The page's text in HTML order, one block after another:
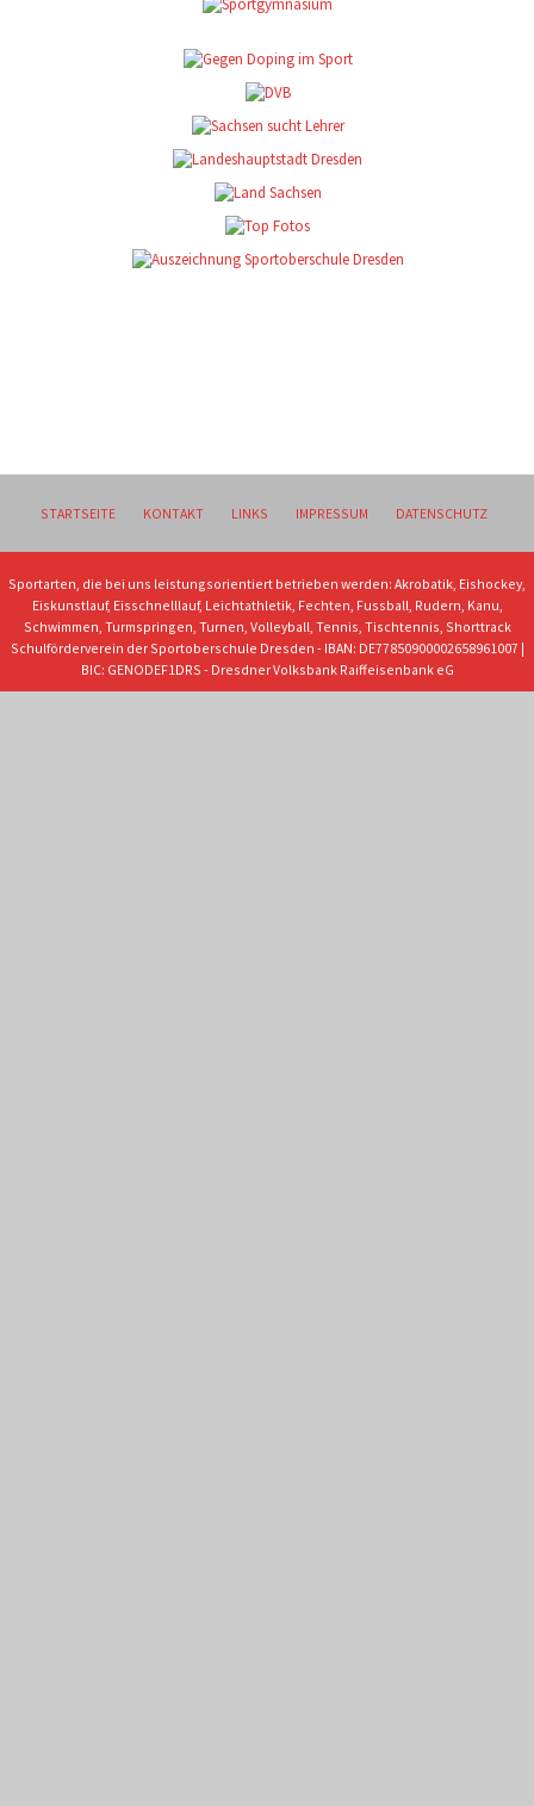
STARTSEITE KONTAKT LINKS IMPRESSUM DATENSCHUTZ
Sportarten, die bei uns leistungsorientiert betrieben werden: Akrobatik, Eishockey,
Eiskunstlauf, Eisschnelllauf, Leichtathletik, Fechten, Fussball, Rudern, Kanu,
Schwimmen, Turmspringen, Turnen, Volleyball, Tennis, Tischtennis, Shorttrack
Schulförderverein der Sportoberschule Dresden - IBAN: DE77850900002658961007 |
BIC: GENODEF1DRS - Dresdner Volksbank Raiffeisenbank eG